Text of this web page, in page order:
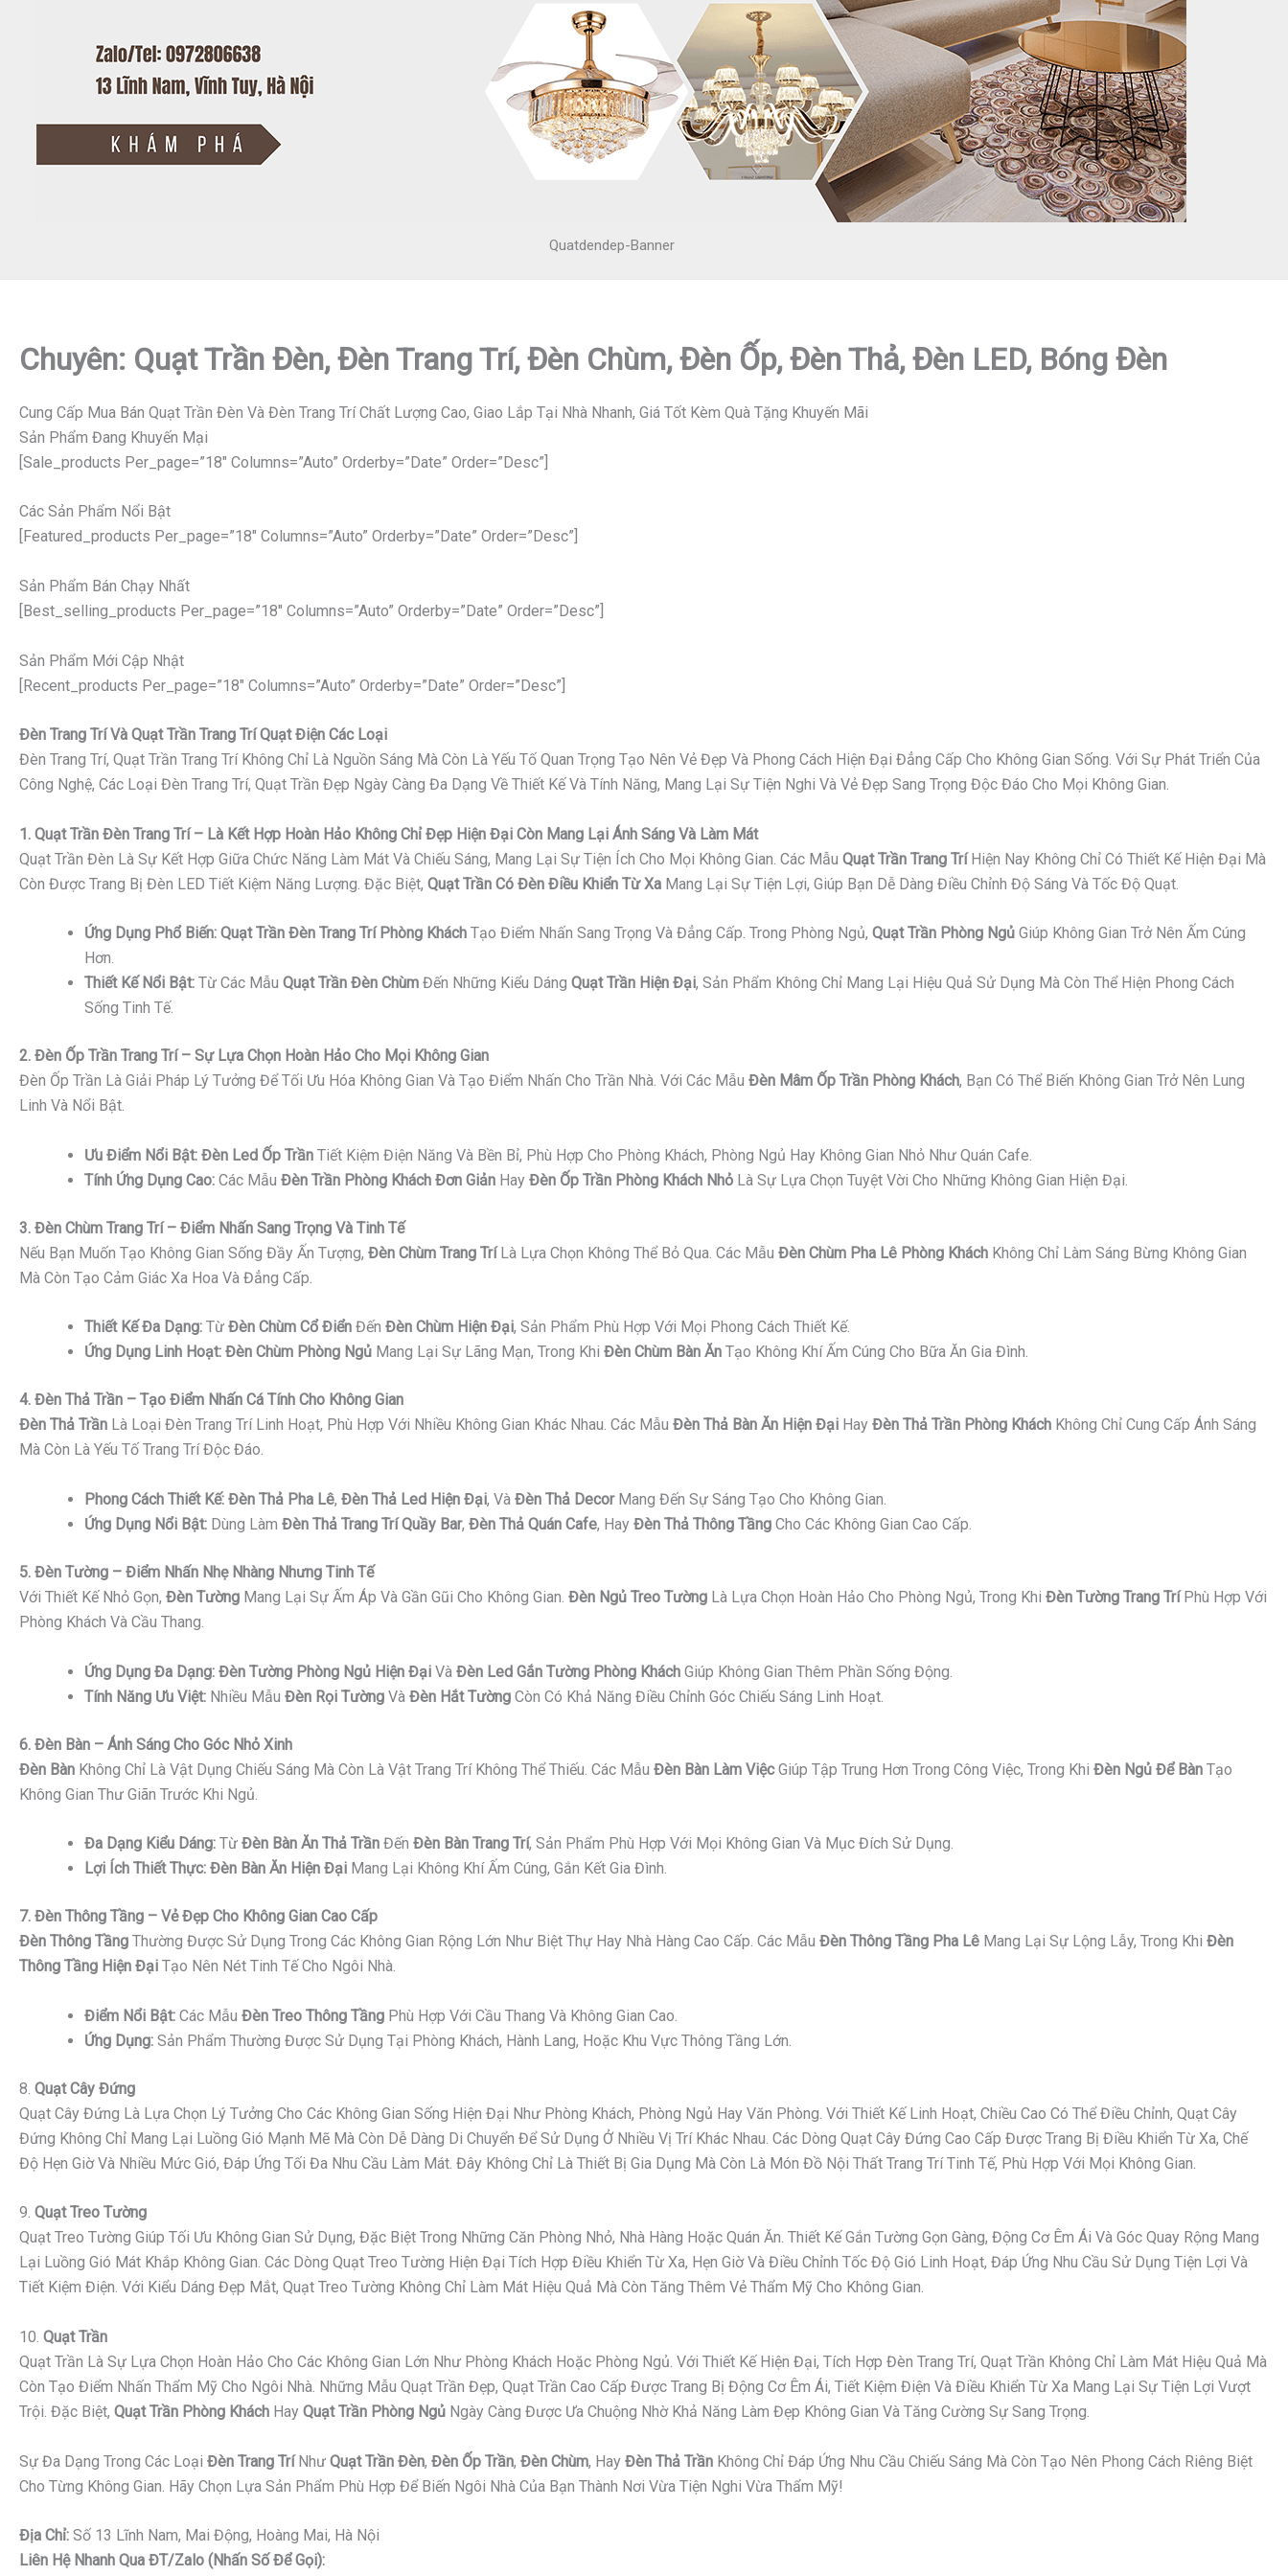
Quatdendep-Banner
Chuyên: Quạt Trần Đèn, Đèn Trang Trí, Đèn Chùm, Đèn Ốp, Đèn Thả, Đèn LED, Bóng Đèn
Cung Cấp Mua Bán Quạt Trần Đèn Và Đèn Trang Trí Chất Lượng Cao, Giao Lắp Tại Nhà Nhanh, Giá Tốt Kèm Quà Tặng Khuyến Mãi
Sản Phẩm Đang Khuyến Mại
[sale_products Per_page=”18″ Columns=”auto” Orderby=”date” Order=”desc”]
Các Sản Phẩm Nổi Bật
[featured_products Per_page=”18″ Columns=”auto” Orderby=”date” Order=”desc”]
Sản Phẩm Bán Chạy Nhất
[best_selling_products Per_page=”18″ Columns=”auto” Orderby=”date” Order=”desc”]
Sản Phẩm Mới Cập Nhật
[recent_products Per_page=”18″ Columns=”auto” Orderby=”date” Order=”desc”]
Đèn Trang Trí Và Quạt Trần Trang Trí Quạt Điện Các Loại
Đèn Trang Trí, Quạt Trần Trang Trí Không Chỉ Là Nguồn Sáng Mà Còn Là Yếu Tố Quan Trọng Tạo Nên Vẻ Đẹp Và Phong Cách Hiện Đại Đẳng Cấp Cho Không Gian Sống. Với Sự Phát Triển Của
Công Nghệ, Các Loại Đèn Trang Trí, Quạt Trần Đẹp Ngày Càng Đa Dạng Về Thiết Kế Và Tính Năng, Mang Lại Sự Tiện Nghi Và Vẻ Đẹp Sang Trọng Độc Đáo Cho Mọi Không Gian.
1. Quạt Trần Đèn Trang Trí – Là Kết Hợp Hoàn Hảo Không Chỉ Đẹp Hiện Đại Còn Mang Lại Ánh Sáng Và Làm Mát
Quạt Trần Đèn Là Sự Kết Hợp Giữa Chức Năng Làm Mát Và Chiếu Sáng, Mang Lại Sự Tiện Ích Cho Mọi Không Gian. Các Mẫu Quạt Trần Trang TríHiện Nay Không Chỉ Có Thiết Kế Hiện Đại Mà
Còn Được Trang Bị Đèn LED Tiết Kiệm Năng Lượng. Đặc Biệt, Quạt Trần Có Đèn Điều Khiển Từ Xa Mang Lại Sự Tiện Lợi, Giúp Bạn Dễ Dàng Điều Chỉnh Độ Sáng Và Tốc Độ Quạt.
Ứng Dụng Phổ Biến: Quạt Trần Đèn Trang Trí Phòng Khách Tạo Điểm Nhấn Sang Trọng Và Đẳng Cấp. Trong Phòng Ngủ, Quạt Trần Phòng Ngủ Giúp Không Gian Trở Nên Ấm Cúng
Hơn.
Thiết Kế Nổi Bật: Từ Các Mẫu Quạt Trần Đèn Chùm Đến Những Kiểu Dáng Quạt Trần Hiện Đại, Sản Phẩm Không Chỉ Mang Lại Hiệu Quả Sử Dụng Mà Còn Thể Hiện Phong Cách
Sống Tinh Tế.
2. Đèn Ốp Trần Trang Trí – Sự Lựa Chọn Hoàn Hảo Cho Mọi Không Gian
Đèn Ốp Trần Là Giải Pháp Lý Tưởng Để Tối Ưu Hóa Không Gian Và Tạo Điểm Nhấn Cho Trần Nhà. Với Các Mẫu Đèn Mâm Ốp Trần Phòng Khách, Bạn Có Thể Biến Không Gian Trở Nên Lung
Linh Và Nổi Bật.
Ưu Điểm Nổi Bật: Đèn Led Ốp Trần Tiết Kiệm Điện Năng Và Bền Bỉ, Phù Hợp Cho Phòng Khách, Phòng Ngủ Hay Không Gian Nhỏ Như Quán Cafe.
Tính Ứng Dụng Cao: Các Mẫu Đèn Trần Phòng Khách Đơn Giản Hay Đèn Ốp Trần Phòng Khách Nhỏ Là Sự Lựa Chọn Tuyệt Vời Cho Những Không Gian Hiện Đại.
3. Đèn Chùm Trang Trí – Điểm Nhấn Sang Trọng Và Tinh Tế
Nếu Bạn Muốn Tạo Không Gian Sống Đầy Ấn Tượng, Đèn Chùm Trang TríLà Lựa Chọn Không Thể Bỏ Qua. Các Mẫu Đèn Chùm Pha Lê Phòng Khách Không Chỉ Làm Sáng Bừng Không Gian
Mà Còn Tạo Cảm Giác Xa Hoa Và Đẳng Cấp.
Thiết Kế Đa Dạng: Từ Đèn Chùm Cổ Điển Đến Đèn Chùm Hiện Đại, Sản Phẩm Phù Hợp Với Mọi Phong Cách Thiết Kế.
Ứng Dụng Linh Hoạt: Đèn Chùm Phòng Ngủ Mang Lại Sự Lãng Mạn, Trong Khi Đèn Chùm Bàn Ăn Tạo Không Khí Ấm Cúng Cho Bữa Ăn Gia Đình.
4. Đèn Thả Trần – Tạo Điểm Nhấn Cá Tính Cho Không Gian
Đèn Thả Trần Là Loại Đèn Trang Trí Linh Hoạt, Phù Hợp Với Nhiều Không Gian Khác Nhau. Các Mẫu Đèn Thả Bàn Ăn Hiện Đại Hay Đèn Thả Trần Phòng Khách Không Chỉ Cung Cấp Ánh Sáng
Mà Còn Là Yếu Tố Trang Trí Độc Đáo.
Phong Cách Thiết Kế: Đèn Thả Pha Lê, Đèn Thả Led Hiện Đại, Và Đèn Thả DecorMang Đến Sự Sáng Tạo Cho Không Gian.
Ứng Dụng Nổi Bật: Dùng Làm Đèn Thả Trang Trí Quầy Bar, Đèn Thả Quán Cafe, Hay Đèn Thả Thông Tầng Cho Các Không Gian Cao Cấp.
5. Đèn Tường – Điểm Nhấn Nhẹ Nhàng Nhưng Tinh Tế
Với Thiết Kế Nhỏ Gọn, Đèn Tường Mang Lại Sự Ấm Áp Và Gần Gũi Cho Không Gian. Đèn Ngủ Treo Tường Là Lựa Chọn Hoàn Hảo Cho Phòng Ngủ, Trong Khi Đèn Tường Trang TríPhù Hợp Với
Phòng Khách Và Cầu Thang.
Ứng Dụng Đa Dạng: Đèn Tường Phòng Ngủ Hiện Đại Và Đèn Led Gắn Tường Phòng Khách Giúp Không Gian Thêm Phần Sống Động.
Tính Năng Ưu Việt: Nhiều Mẫu Đèn Rọi Tường Và Đèn Hắt Tường Còn Có Khả Năng Điều Chỉnh Góc Chiếu Sáng Linh Hoạt.
6. Đèn Bàn – Ánh Sáng Cho Góc Nhỏ Xinh
Đèn Bàn Không Chỉ Là Vật Dụng Chiếu Sáng Mà Còn Là Vật Trang Trí Không Thể Thiếu. Các Mẫu Đèn Bàn Làm ViệcGiúp Tập Trung Hơn Trong Công Việc, Trong Khi Đèn Ngủ Để Bàn Tạo
Không Gian Thư Giãn Trước Khi Ngủ.
Đa Dạng Kiểu Dáng: Từ Đèn Bàn Ăn Thả Trần Đến Đèn Bàn Trang Trí, Sản Phẩm Phù Hợp Với Mọi Không Gian Và Mục Đích Sử Dụng.
Lợi Ích Thiết Thực: Đèn Bàn Ăn Hiện Đại Mang Lại Không Khí Ấm Cúng, Gắn Kết Gia Đình.
7. Đèn Thông Tầng – Vẻ Đẹp Cho Không Gian Cao Cấp
Đèn Thông Tầng Thường Được Sử Dụng Trong Các Không Gian Rộng Lớn Như Biệt Thự Hay Nhà Hàng Cao Cấp. Các Mẫu Đèn Thông Tầng Pha Lê Mang Lại Sự Lộng Lẫy, Trong Khi Đèn
Thông Tầng Hiện Đại Tạo Nên Nét Tinh Tế Cho Ngôi Nhà.
Điểm Nổi Bật: Các Mẫu Đèn Treo Thông Tầng Phù Hợp Với Cầu Thang Và Không Gian Cao.
Ứng Dụng: Sản Phẩm Thường Được Sử Dụng Tại Phòng Khách, Hành Lang, Hoặc Khu Vực Thông Tầng Lớn.
8. Quạt Cây Đứng
Quạt Cây Đứng Là Lựa Chọn Lý Tưởng Cho Các Không Gian Sống Hiện Đại Như Phòng Khách, Phòng Ngủ Hay Văn Phòng. Với Thiết Kế Linh Hoạt, Chiều Cao Có Thể Điều Chỉnh, Quạt Cây
Đứng Không Chỉ Mang Lại Luồng Gió Mạnh Mẽ Mà Còn Dễ Dàng Di Chuyển Để Sử Dụng Ở Nhiều Vị Trí Khác Nhau. Các Dòng Quạt Cây Đứng Cao Cấp Được Trang Bị Điều Khiển Từ Xa, Chế
Độ Hẹn Giờ Và Nhiều Mức Gió, Đáp Ứng Tối Đa Nhu Cầu Làm Mát. Đây Không Chỉ Là Thiết Bị Gia Dụng Mà Còn Là Món Đồ Nội Thất Trang Trí Tinh Tế, Phù Hợp Với Mọi Không Gian.
9. Quạt Treo Tường
Quạt Treo Tường Giúp Tối Ưu Không Gian Sử Dụng, Đặc Biệt Trong Những Căn Phòng Nhỏ, Nhà Hàng Hoặc Quán Ăn. Thiết Kế Gắn Tường Gọn Gàng, Động Cơ Êm Ái Và Góc Quay Rộng Mang
Lại Luồng Gió Mát Khắp Không Gian. Các Dòng Quạt Treo Tường Hiện Đại Tích Hợp Điều Khiển Từ Xa, Hẹn Giờ Và Điều Chỉnh Tốc Độ Gió Linh Hoạt, Đáp Ứng Nhu Cầu Sử Dụng Tiện Lợi Và
Tiết Kiệm Điện. Với Kiểu Dáng Đẹp Mắt, Quạt Treo Tường Không Chỉ Làm Mát Hiệu Quả Mà Còn Tăng Thêm Vẻ Thẩm Mỹ Cho Không Gian.
10. Quạt Trần
Quạt Trần Là Sự Lựa Chọn Hoàn Hảo Cho Các Không Gian Lớn Như Phòng Khách Hoặc Phòng Ngủ. Với Thiết Kế Hiện Đại, Tích Hợp Đèn Trang Trí, Quạt Trần Không Chỉ Làm Mát Hiệu Quả Mà
Còn Tạo Điểm Nhấn Thẩm Mỹ Cho Ngôi Nhà. Những Mẫu Quạt Trần Đẹp, Quạt Trần Cao Cấp Được Trang Bị Động Cơ Êm Ái, Tiết Kiệm Điện Và Điều Khiển Từ Xa Mang Lại Sự Tiện Lợi Vượt
Trội. Đặc Biệt, Quạt Trần Phòng Khách Hay Quạt Trần Phòng Ngủ Ngày Càng Được Ưa Chuộng Nhờ Khả Năng Làm Đẹp Không Gian Và Tăng Cường Sự Sang Trọng.
Sự Đa Dạng Trong Các Loại Đèn Trang TríNhư Quạt Trần Đèn, Đèn Ốp Trần, Đèn Chùm, Hay Đèn Thả Trần Không Chỉ Đáp Ứng Nhu Cầu Chiếu Sáng Mà Còn Tạo Nên Phong Cách Riêng Biệt
Cho Từng Không Gian. Hãy Chọn Lựa Sản Phẩm Phù Hợp Để Biến Ngôi Nhà Của Bạn Thành Nơi Vừa Tiện Nghi Vừa Thẩm Mỹ!
Địa Chỉ: Số 13 Lĩnh Nam, Mai Động, Hoàng Mai, Hà Nội
Liên Hệ Nhanh Qua ĐT/Zalo (nhấn Số Để Gọi):